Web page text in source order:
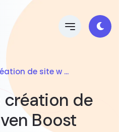
de site w ...
création de
Boost